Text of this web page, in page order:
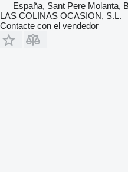
España, Sant Pere Molanta,
LAS COLINAS OCASION, S.L.
Contacte con el vendedor